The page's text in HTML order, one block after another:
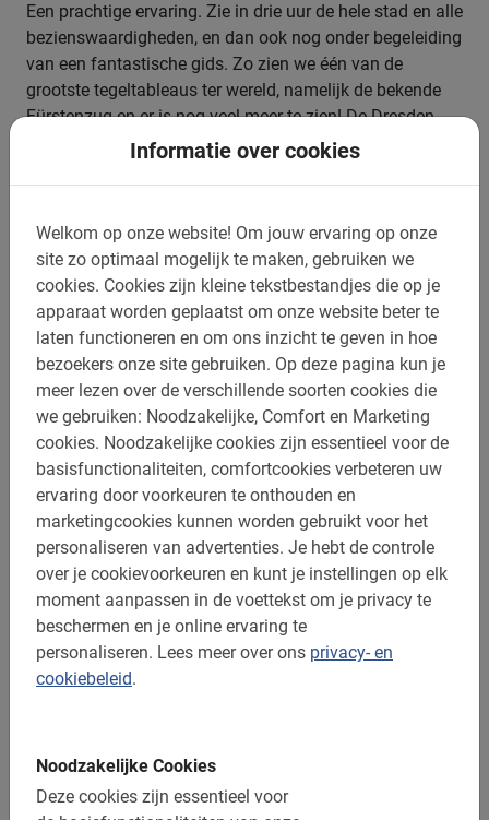
Informatie over cookies
Welkom op onze website! Om jouw ervaring op onze
site zo optimaal mogelijk te maken, gebruiken we
cookies. Cookies zijn kleine tekstbestandjes die op je
apparaat worden geplaatst om onze website beter te
laten functioneren en om ons inzicht te geven in hoe
bezoekers onze site gebruiken. Op deze pagina kun je
meer lezen over de verschillende soorten cookies die
we gebruiken: Noodzakelijke, Comfort en Marketing
cookies. Noodzakelijke cookies zijn essentieel voor de
basisfunctionaliteiten, comfortcookies verbeteren uw
ervaring door voorkeuren te onthouden en
marketingcookies kunnen worden gebruikt voor het
personaliseren van advertenties. Je hebt de controle
over je cookievoorkeuren en kunt je instellingen op elk
moment aanpassen in de voettekst om je privacy te
beschermen en je online ervaring te
personaliseren. Lees meer over ons privacy- en
cookiebeleid.
Noodzakelijke Cookies
Deze cookies zijn essentieel voor
Een prachtige ervaring. Zie in drie uur de hele stad en alle
bezienswaardigheden, en dan ook nog onder begeleiding
van een fantastische gids. Zo zien we één van de
grootste tegeltableaus ter wereld, namelijk de bekende
Fürstenzug en er is nog veel meer te zien! De Dresden
Fietstour met Baja Bikes is dan ook de beste manier om
van de Elbe fietsen. Uiteraard mis je de glazen VW
fabriek niet en maken we een stop waar je een prachtig
uitzicht over de skyline hebt.
Reserveer de Dresden Fietstour en
ontdek de stad met gids
Een reservering maak je makkelijk en veilig op deze
pagina in ons boekingsmenu. Zo ben je zeker van een
plekje op de Dresden Fietstour. Je krijgt gegarandeerd
een geweldige ervaring, want er is niks leuker dan op pad
gaan met een lokale gids! Je ziet de populaire
bezienswaardigheden en de onontdekte schatten. Wacht
dus niet langer met het maken van je reservering! Het
minimum aantal deelnemers voor deze tour is 5
personen.